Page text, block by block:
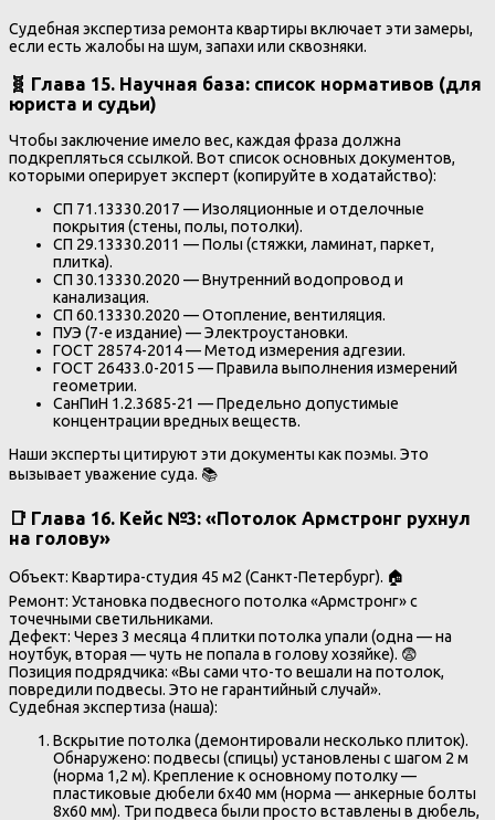
Судебная экспертиза ремонта квартиры включает эти замеры,
если есть жалобы на шум, запахи или сквозняки.
🧬 Глава 15. Научная база: список нормативов (для
юриста и судьи)
Чтобы заключение имело вес, каждая фраза должна
подкрепляться ссылкой. Вот список основных документов,
которыми оперирует эксперт (копируйте в ходатайство):
СП 71.13330.2017 — Изоляционные и отделочные
покрытия (стены, полы, потолки).
СП 29.13330.2011 — Полы (стяжки, ламинат, паркет,
плитка).
СП 30.13330.2020 — Внутренний водопровод и
канализация.
СП 60.13330.2020 — Отопление, вентиляция.
ПУЭ (7-е издание) — Электроустановки.
ГОСТ 28574-2014 — Метод измерения адгезии.
ГОСТ 26433.0-2015 — Правила выполнения измерений
геометрии.
СанПиН 1.2.3685-21 — Предельно допустимые
концентрации вредных веществ.
Наши эксперты цитируют эти документы как поэмы. Это
вызывает уважение суда. 📚
📑 Глава 16. Кейс №3: «Потолок Армстронг рухнул
на голову»
Объект: Квартира-студия 45 м2 (Санкт-Петербург). 🏠
Ремонт: Установка подвесного потолка «Армстронг» с
точечными светильниками.
Дефект: Через 3 месяца 4 плитки потолка упали (одна — на
ноутбук, вторая — чуть не попала в голову хозяйке). 😨
Позиция подрядчика: «Вы сами что-то вешали на потолок,
повредили подвесы. Это не гарантийный случай».
Судебная экспертиза (наша):
Вскрытие потолка (демонтировали несколько плиток).
Обнаружено: подвесы (спицы) установлены с шагом 2 м
(норма 1,2 м). Крепление к основному потолку —
пластиковые дюбели 6х40 мм (норма — анкерные болты
8х60 мм). Три подвеса были просто вставлены в дюбель,